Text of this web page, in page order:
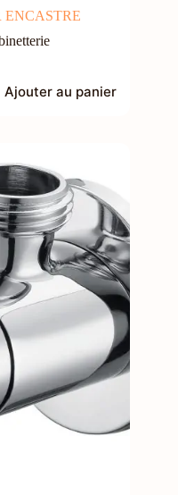
Ajouter au panier